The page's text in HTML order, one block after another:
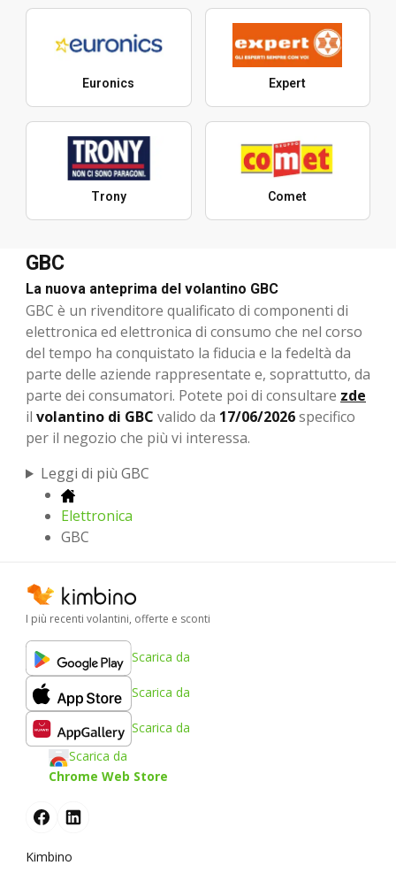
Euronics Expert
Trony Comet
GBC
La nuova anteprima del volantino GBC
GBC è un rivenditore qualificato di componenti di
elettronica ed elettronica di consumo che nel corso
del tempo ha conquistato la fiducia e la fedeltà da
parte delle aziende rappresentate e, soprattutto, da
parte dei consumatori. Potete poi di consultare zde
il volantino di GBC valido da 17/06/2026specifico
per il negozio che più vi interessa.
Leggi di più GBC
Elettronica
GBC
I più recenti volantini, offerte e sconti
Scarica da
Scarica da
Scarica da
Scarica da
Chrome Web Store
Kimbino